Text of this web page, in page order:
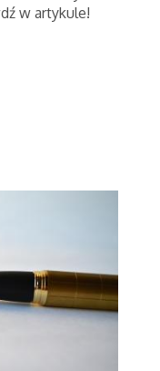
w artykule!